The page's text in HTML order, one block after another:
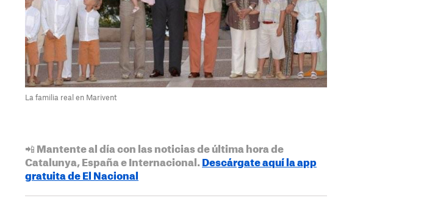
La familia real en Marivent
📲 Mantente al día con las noticias de última hora de
Catalunya, España e Internacional. Descárgate aquí la app
gratuita de El Nacional